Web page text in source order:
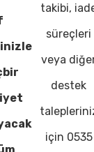
takibi,
süreçleri
veya
destek
için 0535